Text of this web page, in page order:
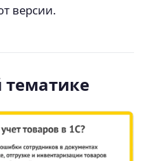
версии.
тематике